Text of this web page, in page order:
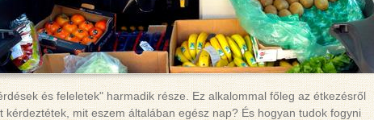
és feleletek" harmadik része. Ez alkalommal főleg az étkezésről
kérdeztétek, mit eszem általában egész nap? És hogyan tudok fogyni